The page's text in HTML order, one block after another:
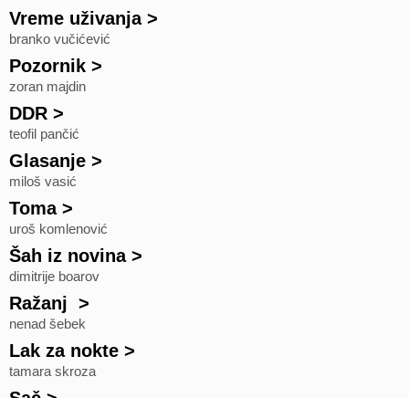
Vreme uživanja>
branko vučićević
Pozornik >
zoran majdin
DDR >
teofil pančić
Glasanje >
miloš vasić
Toma>
uroš komlenović
Šah iz novina>
dimitrije boarov
Ražanj >
nenad šebek
Lak za nokte >
tamara skroza